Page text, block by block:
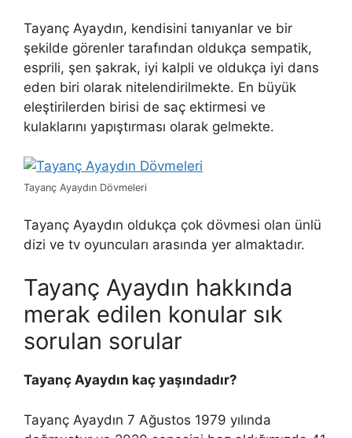
Tayanç Ayaydın, kendisini tanıyanlar ve bir
şekilde görenler tarafından oldukça sempatik,
esprili, şen şakrak, iyi kalpli ve oldukça iyi dans
eden biri olarak nitelendirilmekte. En büyük
eleştirilerden birisi de saç ektirmesi ve
kulaklarını yapıştırması olarak gelmekte.
Tayanç Ayaydın Dövmeleri
Tayanç Ayaydın oldukça çok dövmesi olan ünlü
dizi ve tv oyuncuları arasında yer almaktadır.
Tayanç Ayaydın hakkında
merak edilen konular sık
sorulan sorular
Tayanç Ayaydın kaç yaşındadır?
Tayanç Ayaydın 7 Ağustos 1979 yılında